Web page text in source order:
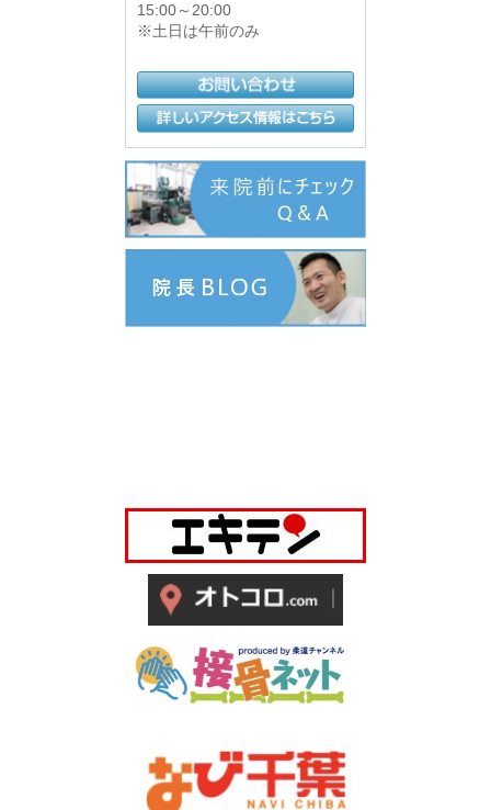
15:00～20:00
※土日は午前のみ